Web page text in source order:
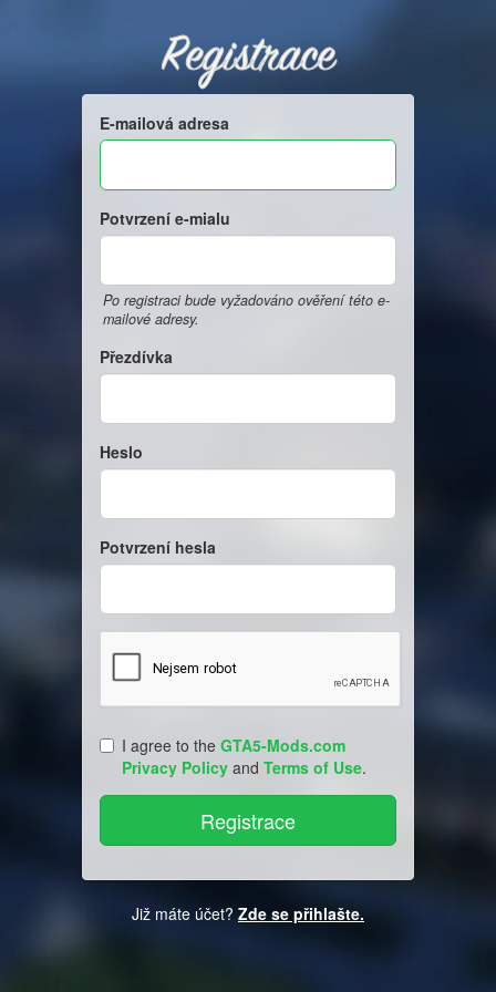
Registrace
E-mailová adresa
Potvrzení e-mialu
Po registraci bude vyžadováno ověření této e-
mailové adresy.
Přezdívka
Heslo
Potvrzení hesla
I agree to the GTA5-Mods.com
Privacy Policy and Terms of Use.
Již máte účet? Zde se přihlašte.